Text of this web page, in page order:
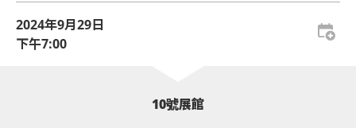
［ 詳細資料
現場情況而定），持企位門票的觀眾須在等候區內之指定
票區，依其門票上之序號順序排隊。
基於安全理由，場館範圍內不准攜帶「自拍桿」。
企位觀眾年齡限制：只限18歲或以上及身高140cm或
亞洲國際博覽館範圍內嚴禁吸煙。
2024年9月29日
下午7:00
10號展館